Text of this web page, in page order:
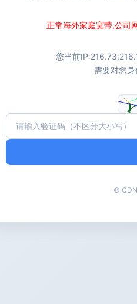
正常海外家庭宽带,公司
您当前IP:
需要对您
©